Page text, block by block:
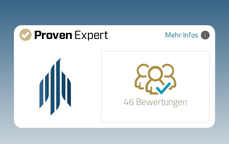
Mehr Infos
46 Bewertungen